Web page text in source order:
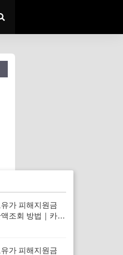
유가 피해지원금
조회 방법｜카드
유가 피해지원금